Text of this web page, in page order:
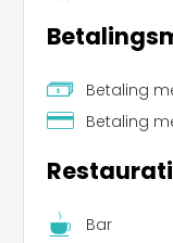
Betaling
Betaling
Bar